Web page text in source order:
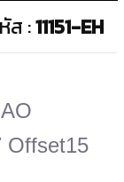
ส :11151-EH
Offset15